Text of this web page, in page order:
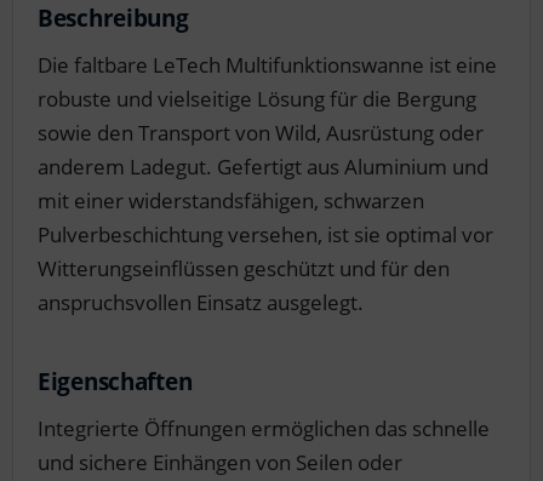
Beschreibung
Die faltbare LeTech Multifunktionswanne ist eine
robuste und vielseitige Lösung für die Bergung
sowie den Transport von Wild, Ausrüstung oder
anderem Ladegut. Gefertigt aus Aluminium und
mit einer widerstandsfähigen, schwarzen
Pulverbeschichtung versehen, ist sie optimal vor
Witterungseinflüssen geschützt und für den
anspruchsvollen Einsatz ausgelegt.
Eigenschaften
Integrierte Öffnungen ermöglichen das schnelle
und sichere Einhängen von Seilen oder